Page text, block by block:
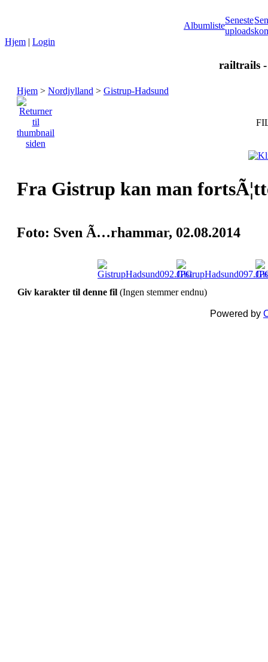
Albumliste
Seneste
uploads
Hjem | Login
railtrails
Hjem > Nordjylland > Gistrup-Hadsund
Fra Gistrup kan man
Foto: Sven Ã…rhammar, 02.08.2014
Giv karakter til denne fil (Ingen stemmer endnu)
Powered by